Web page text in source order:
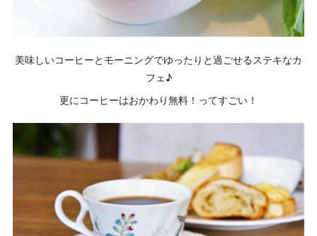
美味しいコーヒーとモーニングでゆったりと過ごせるステキなカ
フェ♪
更にコーヒーはおかわり無料！ってすごい！